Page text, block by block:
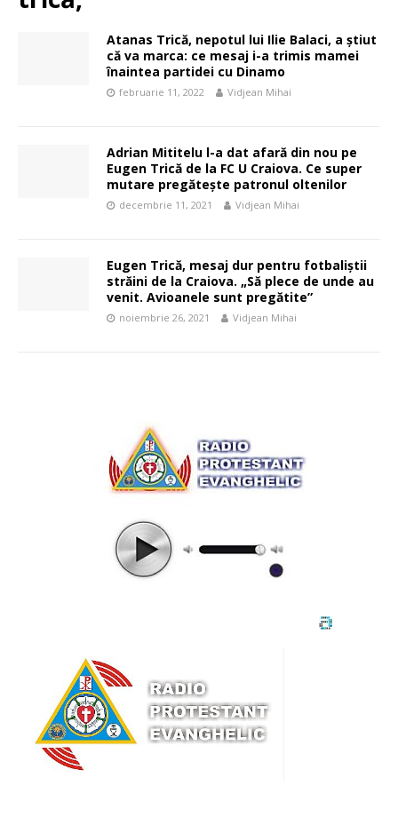
Atanas Trică, nepotul lui Ilie Balaci, a știut
că va marca: ce mesaj i-a trimis mamei
înaintea partidei cu Dinamo
februarie 11, 2022 Vidjean Mihai
Adrian Mititelu l-a dat afară din nou pe
Eugen Trică de la FC U Craiova. Ce super
mutare pregătește patronul oltenilor
decembrie 11, 2021 Vidjean Mihai
Eugen Trică, mesaj dur pentru fotbaliștii
străini de la Craiova. „Să plece de unde au
venit. Avioanele sunt pregătite”
noiembrie 26, 2021 Vidjean Mihai